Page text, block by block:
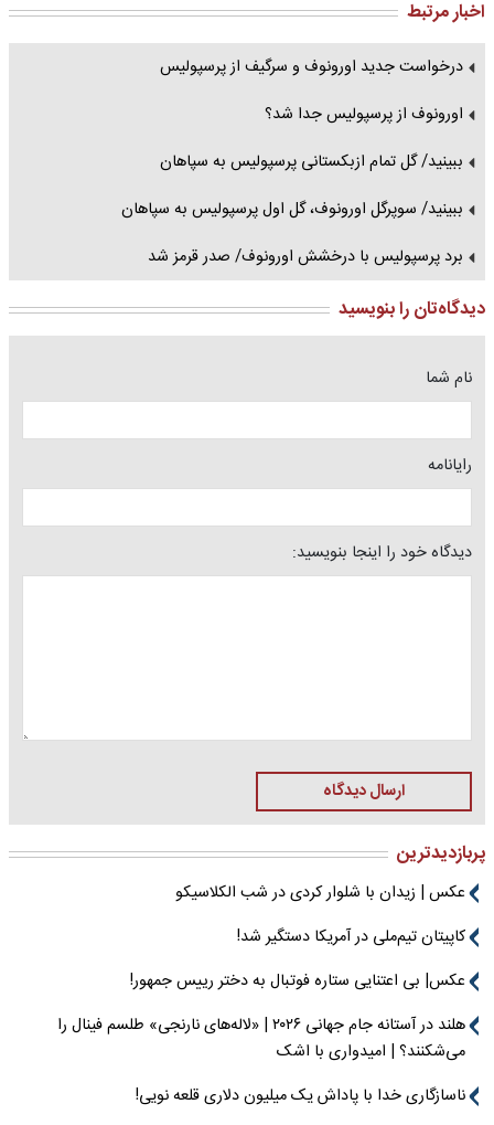
اخبار مرتبط
درخواست جدید اورونوف و سرگیف از پرسپولیس
اورونوف از پرسپولیس جدا شد؟
ببینید/ گل تمام ازبکستانی پرسپولیس به سپاهان
ببینید/ سوپرگل اورونوف، گل اول پرسپولیس به سپاهان
برد پرسپولیس با درخشش اورونوف/ صدر قرمز شد
دیدگاه‌تان را بنویسید
نام شما
رایانامه
دیدگاه خود را اینجا بنویسید:
ارسال دیدگاه
پربازدیدترین
عکس | زیدان با شلوار کردی در شب الکلاسیکو
کاپیتان تیم‌ملی در آمریکا دستگیر شد!
عکس| بی اعتنایی ستاره فوتبال به دختر رییس جمهور!
هلند در آستانه جام جهانی ۲۰۲۶ | «لاله‌های نارنجی» طلسم فینال را
می‌شکنند؟ | امیدواری با اشک
ناسازگاری خدا با پاداش یک میلیون دلاری قلعه نویی!